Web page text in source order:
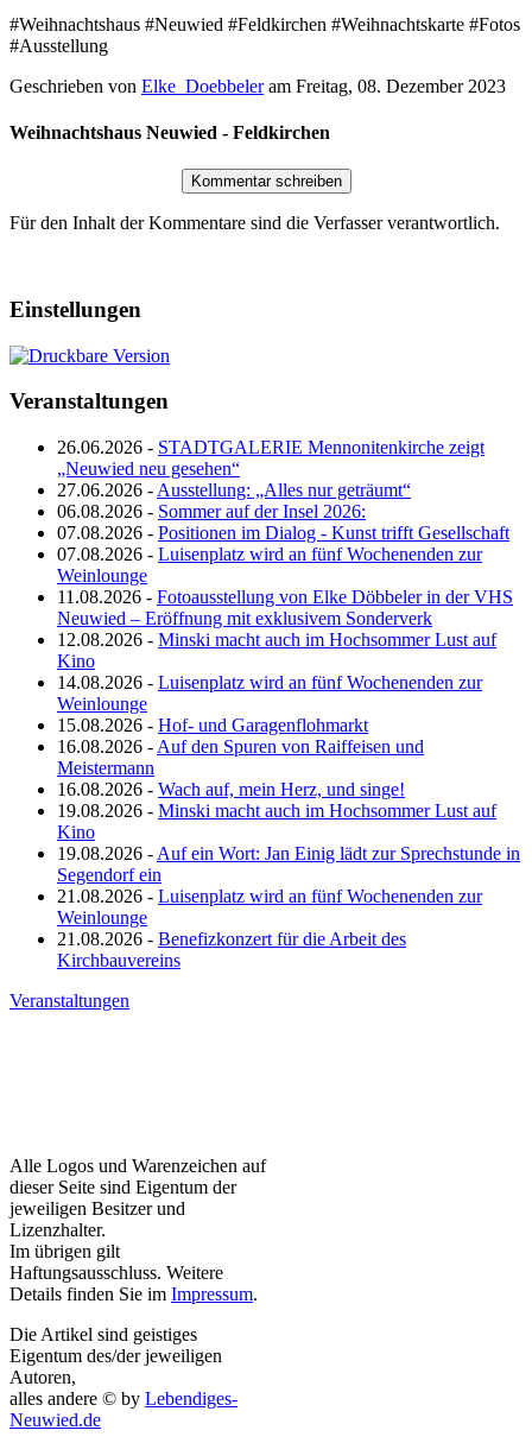
#Weihnachtshaus #Neuwied #Feldkirchen #Weihnachtskarte #Fotos
#Ausstellung
Geschrieben von Elke_Doebbeler am Freitag, 08. Dezember 2023
Weihnachtshaus Neuwied - Feldkirchen
Für den Inhalt der Kommentare sind die Verfasser verantwortlich.
Einstellungen
Veranstaltungen
26.06.2026 - STADTGALERIE Mennonitenkirche zeigt
„Neuwied neu gesehen“
27.06.2026 - Ausstellung: „Alles nur geträumt“
06.08.2026 - Sommer auf der Insel 2026:
07.08.2026 - Positionen im Dialog - Kunst trifft Gesellschaft
07.08.2026 - Luisenplatz wird an fünf Wochenenden zur
Weinlounge
11.08.2026 - Fotoausstellung von Elke Döbbeler in der VHS
Neuwied – Eröffnung mit exklusivem Sonderverk
12.08.2026 - Minski macht auch im Hochsommer Lust auf
Kino
14.08.2026 - Luisenplatz wird an fünf Wochenenden zur
Weinlounge
15.08.2026 - Hof- und Garagenflohmarkt
16.08.2026 - Auf den Spuren von Raiffeisen und
Meistermann
16.08.2026 - Wach auf, mein Herz, und singe!
19.08.2026 - Minski macht auch im Hochsommer Lust auf
Kino
19.08.2026 - Auf ein Wort: Jan Einig lädt zur Sprechstunde in
Segendorf ein
21.08.2026 - Luisenplatz wird an fünf Wochenenden zur
Weinlounge
21.08.2026 - Benefizkonzert für die Arbeit des
Kirchbauvereins
Veranstaltungen
Alle Logos und Warenzeichen auf
dieser Seite sind Eigentum der
jeweiligen Besitzer und
Lizenzhalter.
Im übrigen gilt
Haftungsausschluss. Weitere
Details finden Sie im Impressum.
Die Artikel sind geistiges
Eigentum des/der jeweiligen
Autoren,
alles andere © by Lebendiges-
Neuwied.de